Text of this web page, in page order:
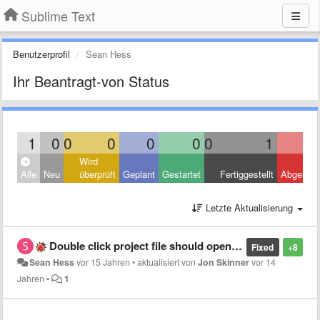
Sublime Text
Benutzerprofil Sean Hess
Ihr Beantragt-von Status
1 0 0 0 0 0 0 1
Alle Neu
Wird
überprüft Geplant Gestartet Fertiggestellt
Letzte Aktualisierung
+8
Fixed
Double click project file should open the project
Sean Hessvor 15 Jahren •aktualisiert vonJon Skinnervor 14
Jahren • 1